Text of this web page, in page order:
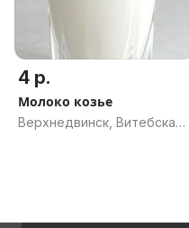
4 р.
Молоко козье
Верхнедвинск, Витебская